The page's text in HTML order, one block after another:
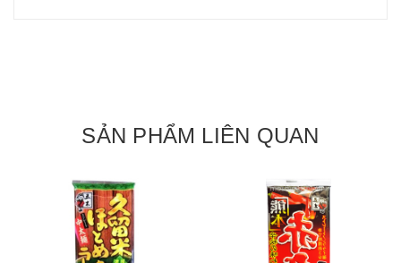
SẢN PHẨM LIÊN QUAN